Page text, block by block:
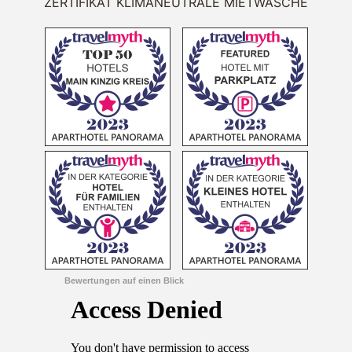
Bewertungen auf einen Blick